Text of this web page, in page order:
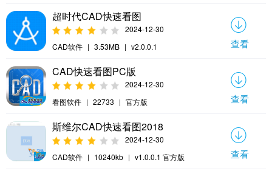
超时代CAD快速看图
2024-12-30
CAD软件 | 3.53MB | v2.0.0.1 查看
CAD快速看图PC版
2024-12-30
看图软件 | 22733 | 官方版 查看
斯维尔CAD快速看图2018
2024-12-30
CAD软件 | 10240kb | v1.0.0.1 官方版 查看